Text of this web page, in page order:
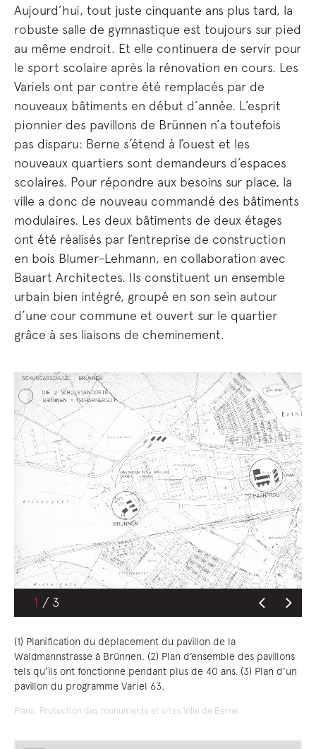
Aujourd’hui, tout juste cinquante ans plus tard, la
robuste salle de gymnastique est toujours sur pied
au même endroit. Et elle continuera de servir pour
le sport scolaire après la rénovation en cours. Les
Variels ont par contre été remplacés par de
nouveaux bâtiments en début d’année. L’esprit
pionnier des pavillons de Brünnen n’a toutefois
pas disparu: Berne s’étend à l’ouest et les
nouveaux quartiers sont demandeurs d’espaces
scolaires. Pour répondre aux besoins sur place, la
ville a donc de nouveau commandé des bâtiments
modulaires. Les deux bâtiments de deux étages
ont été réalisés par l’entreprise de construction
en bois Blumer-Lehmann, en collaboration avec
Bauart Architectes. Ils constituent un ensemble
urbain bien intégré, groupé en son sein autour
d’une cour commune et ouvert sur le quartier
grâce à ses liaisons de cheminement.
1
(1) Planification du déplacement du pavillon de la
Waldmannstrasse à Brünnen. (2) Plan d’ensemble des pavillons
tels qu’ils ont fonctionné pendant plus de 40 ans. (3) Plan d’un
pavillon du programme Variel 63.
Plans: Protection des monuments et sites Ville de Berne